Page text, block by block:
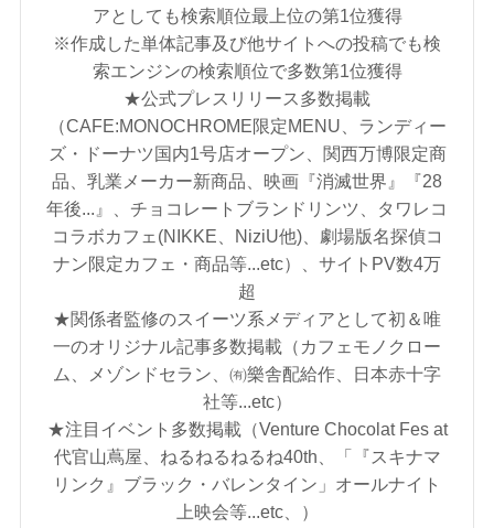
アとしても検索順位最上位の第1位獲得
※作成した単体記事及び他サイトへの投稿でも検
索エンジンの検索順位で多数第1位獲得
★公式プレスリリース多数掲載
（CAFE:MONOCHROME限定MENU、ランディー
ズ・ドーナツ国内1号店オープン、関西万博限定商
品、乳業メーカー新商品、映画『消滅世界』『28
年後...』、チョコレートブランドリンツ、タワレコ
コラボカフェ(NIKKE、NiziU他)、劇場版名探偵コ
ナン限定カフェ・商品等...etc）、サイトPV数4万
超
★関係者監修のスイーツ系メディアとして初＆唯
一のオリジナル記事多数掲載（カフェモノクロー
ム、メゾンドセラン、㈲樂舎配給作、日本赤十字
社等...etc）
★注目イベント多数掲載（Venture Chocolat Fes at
代官山蔦屋、ねるねるねるね40th、「『スキナマ
リンク』ブラック・バレンタイン」オールナイト
上映会等...etc、）